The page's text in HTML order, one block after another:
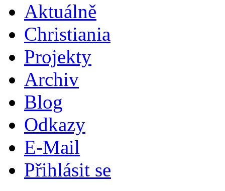
Aktuálně
Christiania
Projekty
Archiv
Blog
Odkazy
E-Mail
Přihlásit se